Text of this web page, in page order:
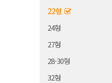
22형
24형
27형
28-30형
32형